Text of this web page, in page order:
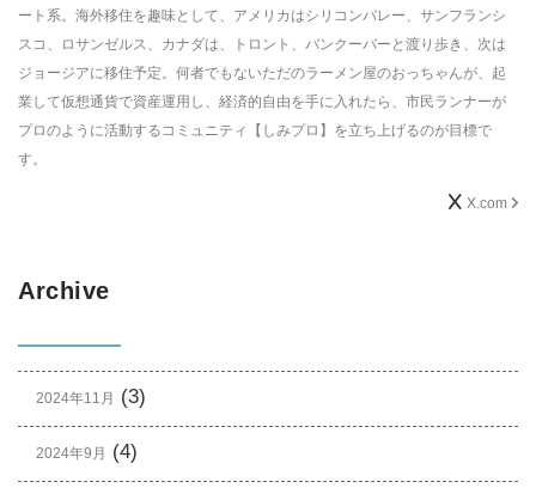
ート系。海外移住を趣味として、アメリカはシリコンバレー、サンフランシ
スコ、ロサンゼルス、カナダは、トロント、バンクーバーと渡り歩き、次は
ジョージアに移住予定。何者でもないただのラーメン屋のおっちゃんが、起
業して仮想通貨で資産運用し、経済的自由を手に入れたら、市民ランナーが
プロのように活動するコミュニティ【しみプロ】を立ち上げるのが目標で
す。
X.com
Archive
2024年11月 (3)
2024年9月 (4)